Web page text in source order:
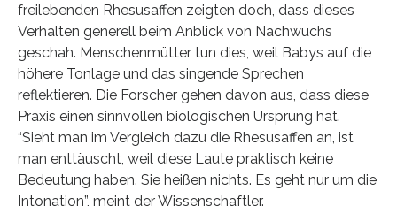
freilebenden Rhesusaffen zeigten doch, dass dieses
Verhalten generell beim Anblick von Nachwuchs
geschah. Menschenmütter tun dies, weil Babys auf die
höhere Tonlage und das singende Sprechen
reflektieren. Die Forscher gehen davon aus, dass diese
Praxis einen sinnvollen biologischen Ursprung hat.
“Sieht man im Vergleich dazu die Rhesusaffen an, ist
man enttäuscht, weil diese Laute praktisch keine
Bedeutung haben. Sie heißen nichts. Es geht nur um die
Intonation”, meint der Wissenschaftler.